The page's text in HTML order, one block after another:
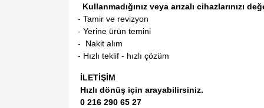
Kullanmadığınız veya arızalı cihazlarınızı
- Tamir ve revizyon
- Yerine ürün temini
- Nakit alım
- Hızlı teklif - hızlı çözüm
İLETİŞİM
Hızlı dönüş için arayabilirsiniz.
0 216 290 65 27